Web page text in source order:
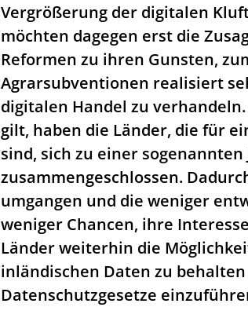
Vergrößerung der digitalen
möchten dagegen erst die
Reformen zu ihren Gunsten,
Agrarsubventionen realisiert
digitalen Handel zu
gilt, haben die Länder, die für
sind, sich zu einer
zusammengeschlossen.
umgangen und die weniger
weniger Chancen, ihre
Länder weiterhin die
inländischen Daten zu
Datenschutzgesetze